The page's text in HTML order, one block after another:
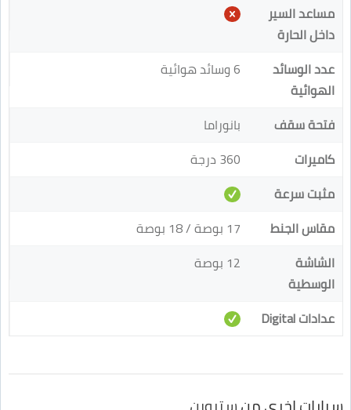
مساعد السير
داخل الحارة
عدد الوسائد
الهوائية
6 وسائد هوائية
فتحة سقف
بانوراما
كاميرات
360 درجة
مثبت سرعة
مقاس الجنط
17 بوصة / 18 بوصة
الشاشة
الوسطية
12 بوصة
عدادات Digital